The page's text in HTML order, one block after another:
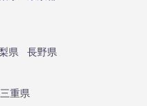
県
長野県
三重県